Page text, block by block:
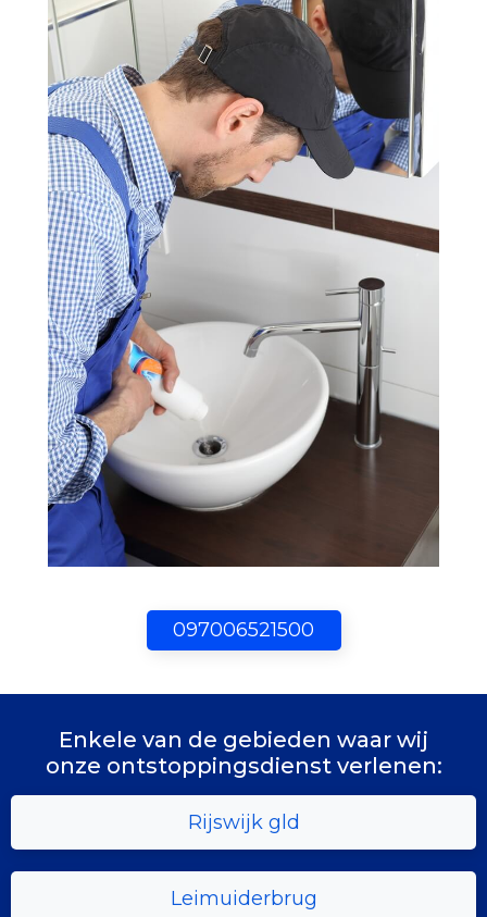
097006521500
Enkele van de gebieden waar wij
onze ontstoppingsdienst verlenen:
Rijswijk gld
Leimuiderbrug